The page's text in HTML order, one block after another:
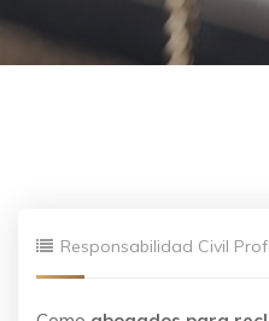
Responsabilidad Civil